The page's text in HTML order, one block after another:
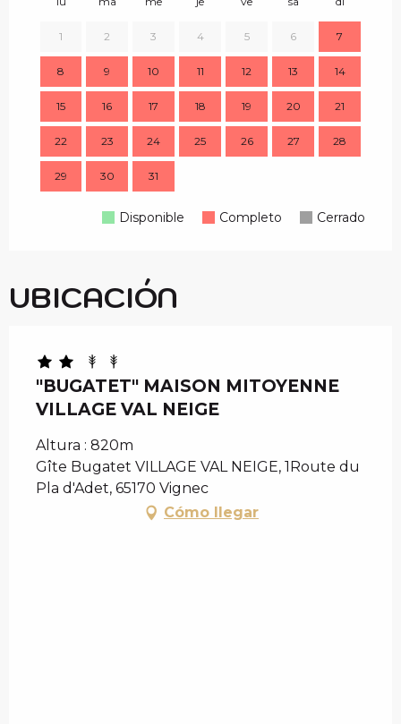
1 2 3 4 5 6 7
8 9 10 11 12 13 14
15 16 17 18 19 20 21
22 23 24 25 26 27 28
29 30 31
Disponible Completo Cerrado
UBICACIÓN
"BUGATET" MAISON MITOYENNE
VILLAGE VAL NEIGE
Altura : 820m
Gîte Bugatet VILLAGE VAL NEIGE, 1Route du
Pla d'Adet, 65170 Vignec
Cómo llegar